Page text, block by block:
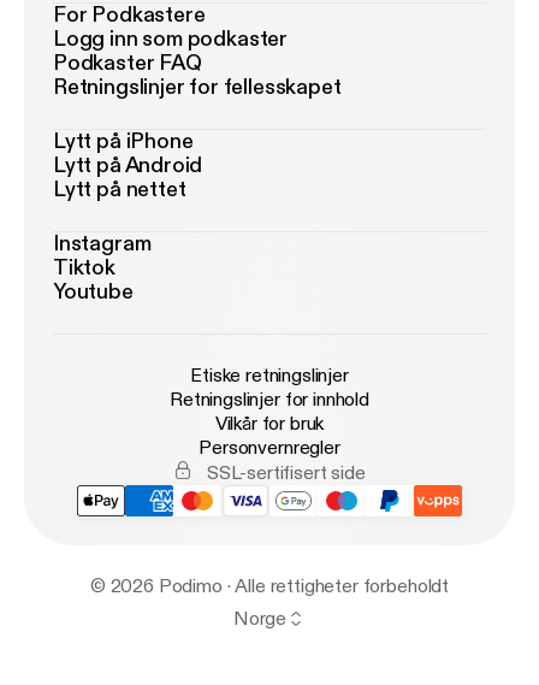
For Podkastere
Logg inn som podkaster
Podkaster FAQ
Retningslinjer for fellesskapet
Lytt på iPhone
Lytt på Android
Lytt på nettet
Instagram
Tiktok
Youtube
Etiske retningslinjer
Retningslinjer for innhold
Vilkår for bruk
Personvernregler
SSL-sertifisert side
© 2026 Podimo · Alle rettigheter forbeholdt
Norge